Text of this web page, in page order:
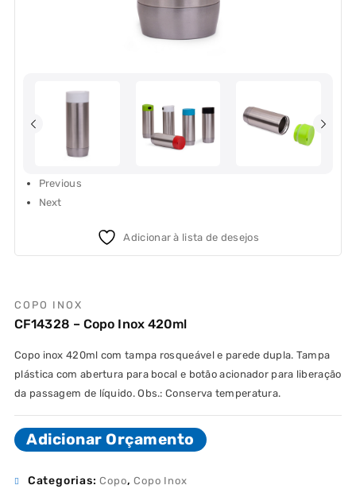
Previous
Next
Adicionar à lista de desejos
COPO INOX
CF14328 – Copo Inox 420ml
Copo inox 420ml com tampa rosqueável e parede dupla. Tampa
plástica com abertura para bocal e botão acionador para liberação
da passagem de líquido. Obs.: Conserva temperatura.
Adicionar Orçamento
Categorias:Copo,Copo Inox